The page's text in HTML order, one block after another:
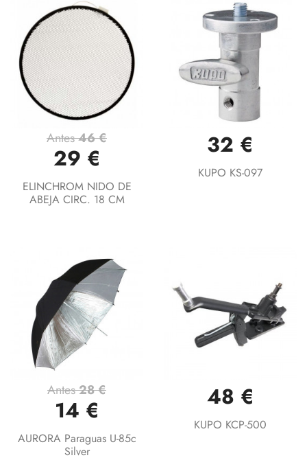
Antes46 €
29 €
ELINCHROM NIDO DE
ABEJA CIRC. 18 CM
32 €
KUPO KS-097
Antes28 €
14 €
AURORA Paraguas U-85c
Silver
48 €
KUPO KCP-500